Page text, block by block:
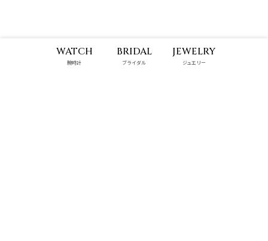
WATCH
腕時計
BRIDAL
ブライダル
JEWELRY
ジュエリー